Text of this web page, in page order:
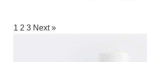
1 2 3 Next »